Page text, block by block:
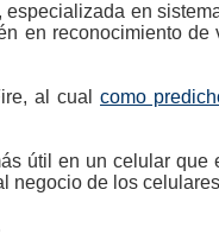
en
en reconocimiento
al cual como
útil en un celular que
negocio de los